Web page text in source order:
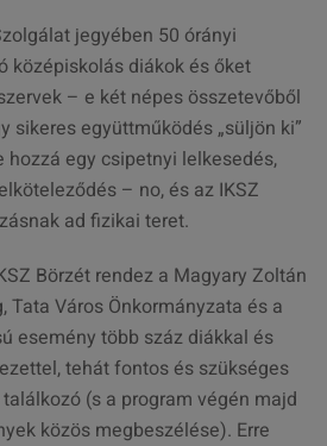
jegyében 50 órányi
középiskolás diákok és őket
– e két népes összetevőből
sikeres együttműködés „süljön ki”
hozzá egy csipetnyi lelkesedés,
– no, és az IKSZ
ad fizikai teret.
Börzét rendez a Magyary Zoltán
Tata Város Önkormányzata és a
esemény több száz diákkal és
tehát fontos és szükséges
(s a program végén majd
közös megbeszélése). Erre